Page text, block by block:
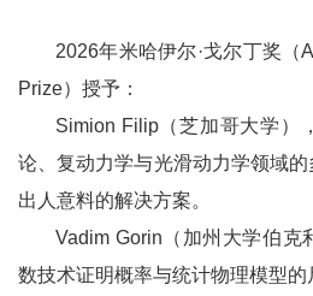
2026年米哈伊尔·戈尔丁奖（
Prize）授予：
Simion Filip（芝加哥大学）
论、复动力学与光滑动力学领域
出人意料的解决方案。
Vadim Gorin（加州大学伯克
数技术证明概率与统计物理模型的